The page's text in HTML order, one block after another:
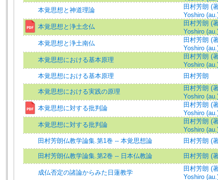
本覚思想と神道理論
田村芳朗 (
Yoshiro
本覚思想と浄土念仏
田村芳朗 (
Yoshiro
本覚思想と浄土南仏
田村芳朗 (
Yoshiro
本覚思想における基本原理
田村芳朗 (
Yoshiro
本覚思想における基本原理
田村芳朗
本覚思想における実践の原理
田村芳朗 (
Yoshiro
本覚思想に対する批判論
田村芳朗 (
Yoshiro
本覚思想に対する批判論
田村芳朗 (
Yoshiro
田村芳朗仏教学論集.第1巻 -- 本覚思想論
田村芳朗 (
田村芳朗仏教学論集.第2巻 -- 日本仏教論 田村芳朗 (
成仏否定の諸論からみた日蓮教学
田村芳朗 (
Yoshiro